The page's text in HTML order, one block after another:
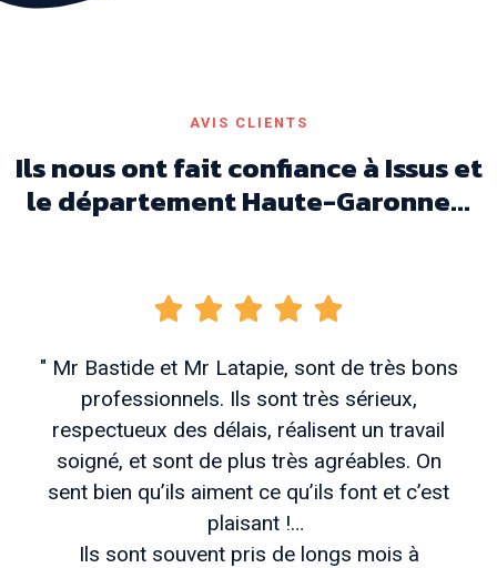
AVIS CLIENTS
Ils nous ont fait confiance à Issus et
le département Haute-Garonne...
" Mr Bastide et Mr Latapie, sont de très bons
professionnels. Ils sont très sérieux,
respectueux des délais, réalisent un travail
soigné, et sont de plus très agréables. On
sent bien qu’ils aiment ce qu’ils font et c’est
plaisant !
Ils sont souvent pris de longs mois à